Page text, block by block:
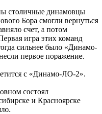
столичные динамовцы
Бора смогли вернуться
счет, а потом
игра этих команд
сильнее было «Динамо-
первое поражение.
с «Динамо-ЛО-2».
состоял
и Красноярске